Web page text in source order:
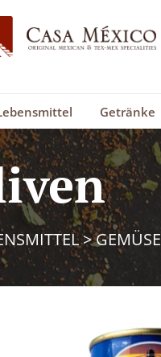
Getränke
>GEMÜSE